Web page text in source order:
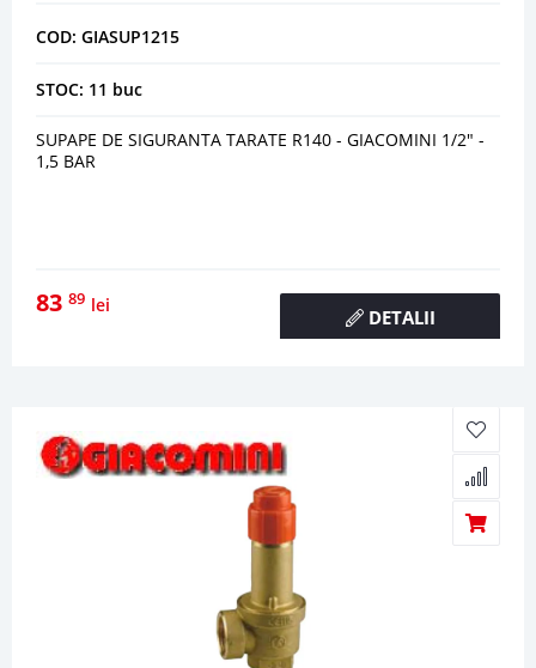
COD: GIASUP1215
STOC: 11 buc
SUPAPE DE SIGURANTA TARATE R140 - GIACOMINI 1/2" -
1,5 BAR
83 89 lei
DETALII